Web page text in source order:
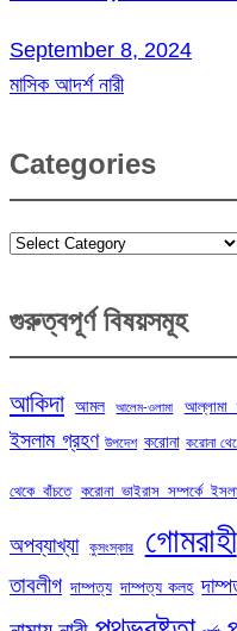
September 8, 2024
মাসিক আদর্শ নারী
Categories
Categories
গুরুত্বপূর্ণ বিষয়সমূহ
আকিদা আমল আলেম-ওলামা আল্লামা
ইসলাম গ্রহণ উপদেশ করোনা করোনা
থেকে বাঁচতে করোনা ভাইরাস সম্পর্কে
অপব্যাখ্যা কুসংস্কার গোমরাহী
তাবলীগ দাম্পত্য দাম্পত্য কলহ